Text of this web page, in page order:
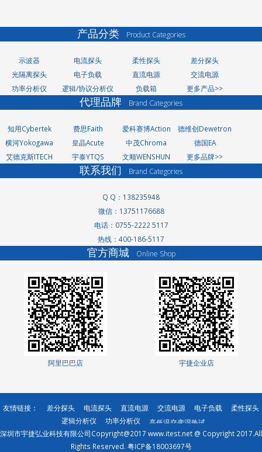
产品分类Product Categories
示波器 电流探头 柔性探头
差分探头
光隔离探头
电子负载 直流电源
交流电源
功率分析仪
逻辑/协议分析仪 负载箱 更多产品>>
代理品牌 Brand Categories
知用Cybertek 费思Faith 爱科赛博Action
德维创Dewetron
横河Yokogawa
皇晶Acute 中茂Chroma
德国EA
艾德克斯ITECH
宇泰YTQS 文顺WENSHUN 更多品牌>>
联系我们 Brand Categories
Q Q：138235948
微信：13751176688
电话：0755-2222 5117
热线：400-186-5117
官方商城Online Shop
阿里巴巴店 宇捷企业店
友情链接： 差分探头 电流探头 直流电源 交流电源 电子负载
柔性探头
逻辑分析仪
功率分析仪
洗轮机厂家
网络测试仪
家电玻璃
无轨转弯车
高低温交变湿热试
验箱
分光光度计
深圳市宇捷弘业科技有限公司Copyright@2017 www.itest.net @ Copyright 2017.All
Rights Reserved. 粤ICP备18003697号